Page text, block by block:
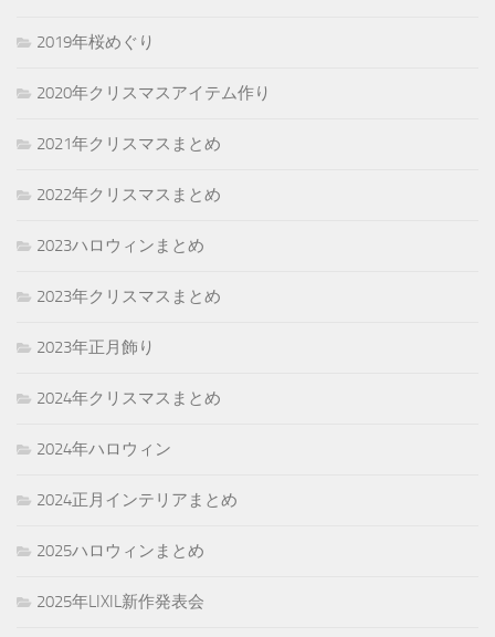
2019年桜めぐり
2020年クリスマスアイテム作り
2021年クリスマスまとめ
2022年クリスマスまとめ
2023ハロウィンまとめ
2023年クリスマスまとめ
2023年正月飾り
2024年クリスマスまとめ
2024年ハロウィン
2024正月インテリアまとめ
2025ハロウィンまとめ
2025年LIXIL新作発表会